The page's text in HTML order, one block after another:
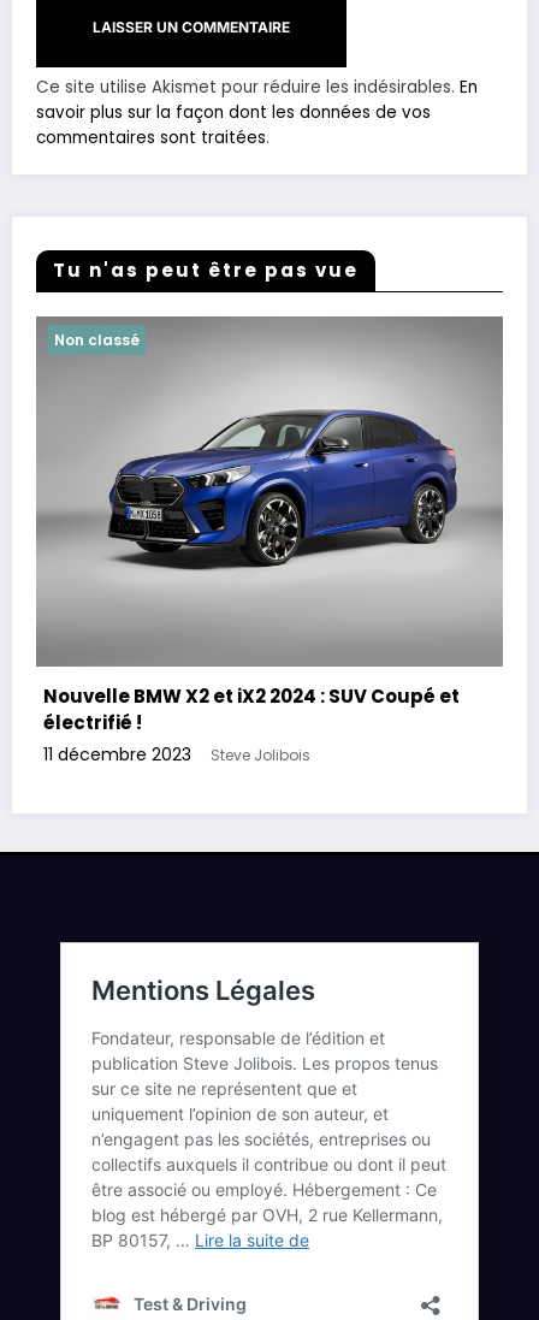
Ce site utilise Akismet pour réduire les indésirables. En
savoir plus sur la façon dont les données de vos
commentaires sont traitées.
Tu n'as peut être pas vue
Non classé
Nouvelle BMW X2 et iX2 2024 : SUV Coupé et
électrifié !
11 décembre 2023 Steve Jolibois